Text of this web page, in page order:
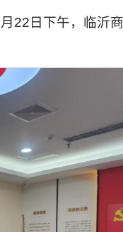
22日下午，临沂